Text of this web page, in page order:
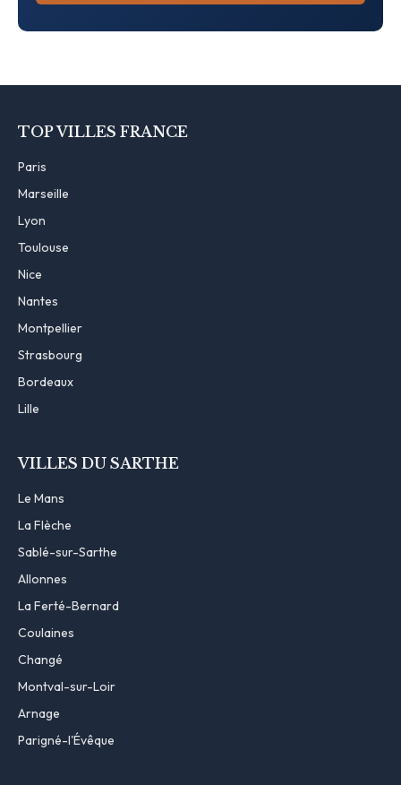
TOP VILLES FRANCE
Paris
Marseille
Lyon
Toulouse
Nice
Nantes
Montpellier
Strasbourg
Bordeaux
Lille
VILLES DU SARTHE
Le Mans
La Flèche
Sablé-sur-Sarthe
Allonnes
La Ferté-Bernard
Coulaines
Changé
Montval-sur-Loir
Arnage
Parigné-l'Évêque